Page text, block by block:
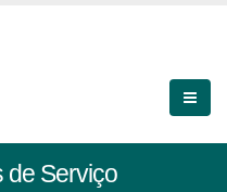
de Serviço